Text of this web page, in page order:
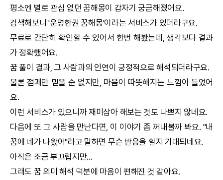
평소엔 별로 관심 없던꿈해몽이 갑자기 궁금해졌어요.
검색해보니 '운명한권 꿈해몽'이라는 서비스가 있더라구요.
무료로 간단히 확인할 수 있어서 한번 해봤는데, 생각보다 결과
가 정확했어요.
꿈 풀이 결과, 그 사람과의 인연이 긍정적으로 해석되더라구요.
물론 점괘만 믿을 순 없지만, 마음이 따뜻해지는 느낌이 들었어
요.
이런 서비스가 있으니까 재미삼아 해보는 것도 나쁘지 않네요.
다음에 또 그 사람을 만난다면, 이 이야기 좀 꺼내볼까 봐요. "내
꿈에 네가 나왔어"라고 말하면 무슨 반응을 할지 기대되네요.
아직은 조금 부끄럽지만...
그래도 꿈 의미 해석 덕분에 마음이 편해진 것 같아요.